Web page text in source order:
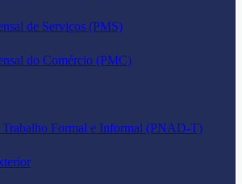
de Serviços (PMS)
do Comércio (PMC)
Trabalho Formal e Informal (PNAD-T)